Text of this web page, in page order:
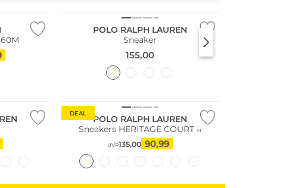
POLO RALPH LAUREN
Sneaker
155,00
DEAL
POLO RALPH LAUREN
Sneakers HERITAGE COURT II
UVP135,00 90,99